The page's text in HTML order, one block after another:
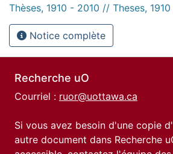
Thèses, 1910 - 2010 // Theses,
Notice complète
Recherche uO
Courriel : ruor@uottawa.ca
Si vous avez besoin d'une copie
autre document dans Recherche